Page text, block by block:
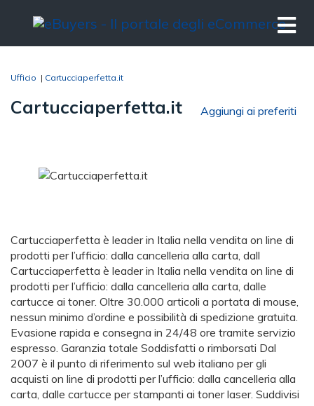
Ufficio | Cartucciaperfetta.it
Cartucciaperfetta.it Aggiungi ai preferiti
Cartucciaperfetta è leader in Italia nella vendita on line di
prodotti per l’ufficio: dalla cancelleria alla carta, dall
Cartucciaperfetta è leader in Italia nella vendita on line di
prodotti per l’ufficio: dalla cancelleria alla carta, dalle
cartucce ai toner. Oltre 30.000 articoli a portata di mouse,
nessun minimo d’ordine e possibilità di spedizione gratuita.
Evasione rapida e consegna in 24/48 ore tramite servizio
espresso. Garanzia totale Soddisfatti o rimborsati Dal
2007 è il punto di riferimento sul web italiano per gli
acquisti on line di prodotti per l’ufficio: dalla cancelleria alla
carta, dalle cartucce per stampanti ai toner laser. Suddivisi